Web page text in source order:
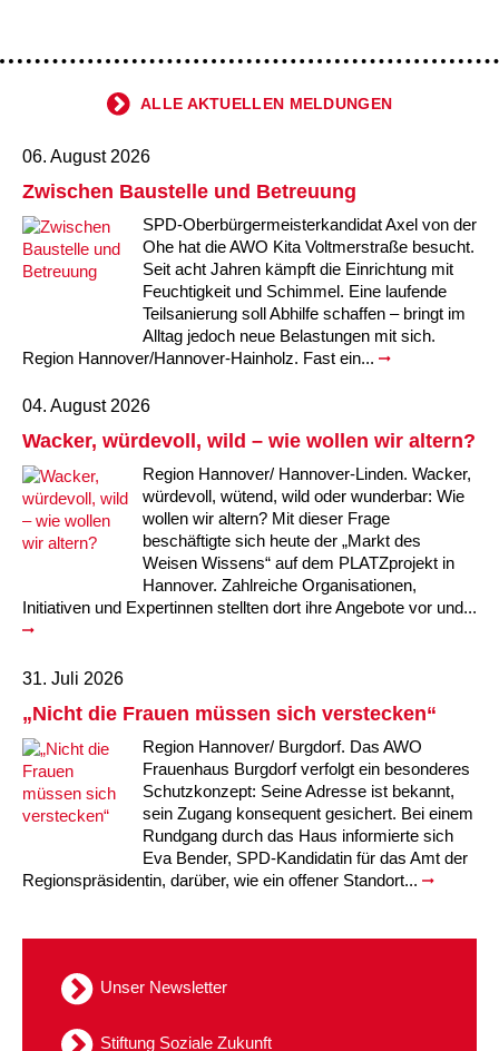
ALLE AKTUELLEN MELDUNGEN
06. August 2026
Zwischen Baustelle und Betreuung
SPD-Oberbürgermeisterkandidat Axel von der
Ohe hat die AWO Kita Voltmerstraße besucht.
Seit acht Jahren kämpft die Einrichtung mit
Feuchtigkeit und Schimmel. Eine laufende
Teilsanierung soll Abhilfe schaffen – bringt im
Alltag jedoch neue Belastungen mit sich.
Region Hannover/Hannover-Hainholz. Fast ein...
04. August 2026
Wacker, würdevoll, wild – wie wollen wir altern?
Region Hannover/ Hannover-Linden. Wacker,
würdevoll, wütend, wild oder wunderbar: Wie
wollen wir altern? Mit dieser Frage
beschäftigte sich heute der „Markt des
Weisen Wissens“ auf dem PLATZprojekt in
Hannover. Zahlreiche Organisationen,
Initiativen und Expertinnen stellten dort ihre Angebote vor und...
31. Juli 2026
„Nicht die Frauen müssen sich verstecken“
Region Hannover/ Burgdorf. Das AWO
Frauenhaus Burgdorf verfolgt ein besonderes
Schutzkonzept: Seine Adresse ist bekannt,
sein Zugang konsequent gesichert. Bei einem
Rundgang durch das Haus informierte sich
Eva Bender, SPD-Kandidatin für das Amt der
Regionspräsidentin, darüber, wie ein offener Standort...
Unser Newsletter
Stiftung Soziale Zukunft